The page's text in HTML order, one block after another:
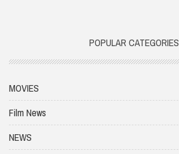
POPULAR CATEGORIES
MOVIES
Film News
NEWS